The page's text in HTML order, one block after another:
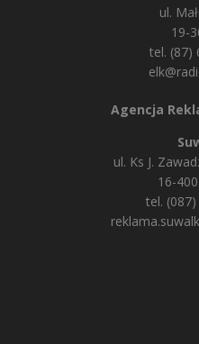
ul.
19-
tel. (87)
Agencja
ul. Ks J.
16-
tel.